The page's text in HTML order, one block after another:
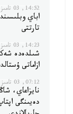
14:52, 03 تامىز 2026
اباي
تارتتى
14:23, 03 تامىز 2026
ازاماتى
07:12, 03 تامىز 2026